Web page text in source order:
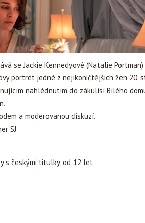
se Jackie Kennedyové (Natalie
portrét jedné z nejikoničtějších žen 20.
nahlédnutím do zákulisí Bílého
a moderovanou diskuzí.
SJ
s českými titulky, od 12 let